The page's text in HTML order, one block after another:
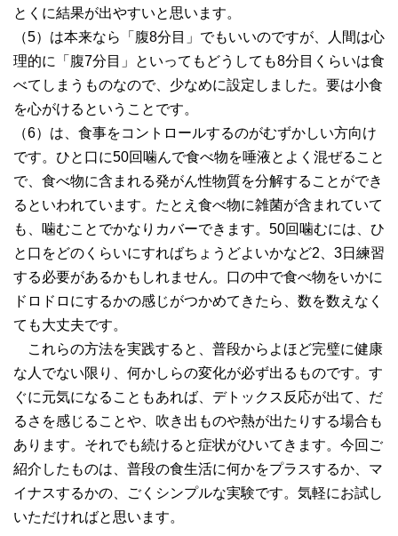
とくに結果が出やすいと思います。
（5）は本来なら「腹8分目」でもいいのですが、人間は心
理的に「腹7分目」といってもどうしても8分目くらいは食
べてしまうものなので、少なめに設定しました。要は小食
を心がけるということです。
（6）は、食事をコントロールするのがむずかしい方向け
です。ひと口に50回噛んで食べ物を唾液とよく混ぜること
で、食べ物に含まれる発がん性物質を分解することができ
るといわれています。たとえ食べ物に雑菌が含まれていて
も、噛むことでかなりカバーできます。50回噛むには、ひ
と口をどのくらいにすればちょうどよいかなど2、3日練習
する必要があるかもしれません。口の中で食べ物をいかに
ドロドロにするかの感じがつかめてきたら、数を数えなく
ても大丈夫です。
これらの方法を実践すると、普段からよほど完璧に健康
な人でない限り、何かしらの変化が必ず出るものです。す
ぐに元気になることもあれば、デトックス反応が出て、だ
るさを感じることや、吹き出ものや熱が出たりする場合も
あります。それでも続けると症状がひいてきます。今回ご
紹介したものは、普段の食生活に何かをプラスするか、マ
イナスするかの、ごくシンプルな実験です。気軽にお試し
いただければと思います。